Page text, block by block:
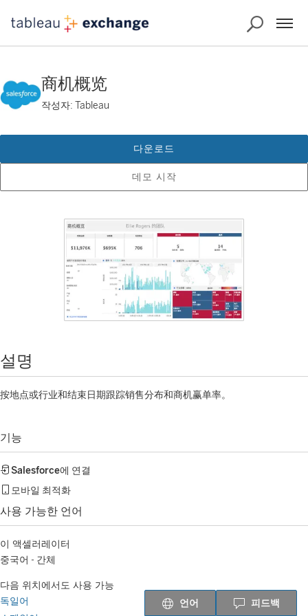
商机概览
작성자: Tableau
데모 시작
다운로드
설명
按地点或行业和结束日期跟踪销售分布和商机赢单率。
기능
Salesforce에 연결
모바일 최적화
사용 가능한 언어
이 액셀러레이터
중국어 - 간체
다음 위치에서도 사용 가능
독일어
언어 피드백